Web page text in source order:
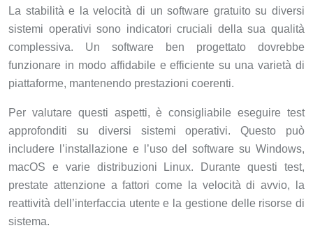
La stabilità e la velocità di un software gratuito su diversi
sistemi operativi sono indicatori cruciali della sua qualità
complessiva. Un software ben progettato dovrebbe
funzionare in modo affidabile e efficiente su una varietà di
piattaforme, mantenendo prestazioni coerenti.
Per valutare questi aspetti, è consigliabile eseguire test
approfonditi su diversi sistemi operativi. Questo può
includere l’installazione e l’uso del software su Windows,
macOS e varie distribuzioni Linux. Durante questi test,
prestate attenzione a fattori come la velocità di avvio, la
reattività dell’interfaccia utente e la gestione delle risorse di
sistema.